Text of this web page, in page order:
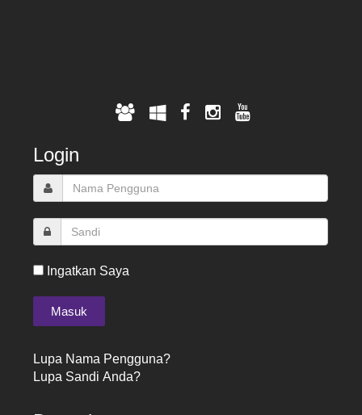
Login
Ingatkan Saya
Lupa Nama Pengguna?
Lupa Sandi Anda?